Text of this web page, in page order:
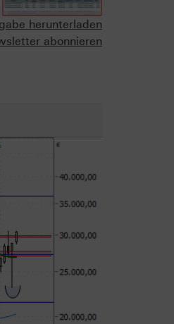
herunterladen
abonnieren